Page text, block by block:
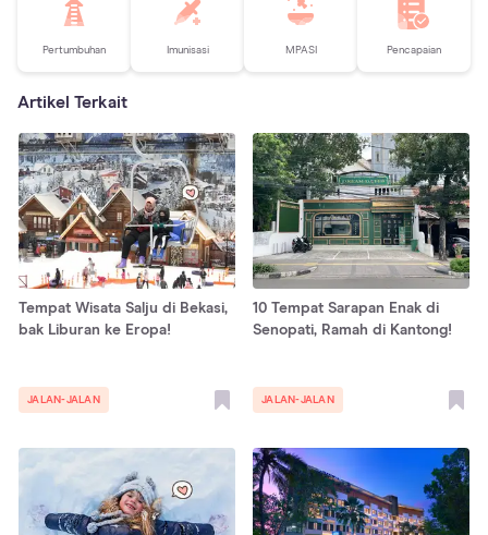
Pertumbuhan Imunisasi MPASI Pencapaian
Artikel Terkait
Tempat Wisata Salju di Bekasi,
bak Liburan ke Eropa!
JALAN-JALAN
10 Tempat Sarapan Enak di
Senopati, Ramah di Kantong!
JALAN-JALAN